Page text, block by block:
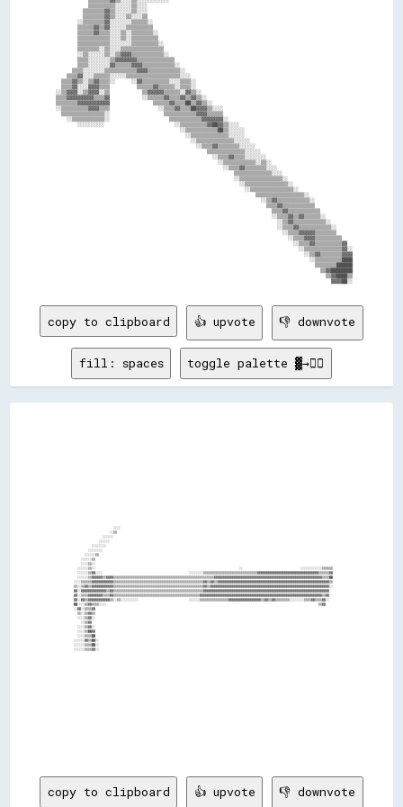
              ▒▒▒▒▒▒▒▒▒▒░░░░░░▒▒░░░░
            ▒▒▒▒▒▒▒▒▓▓▒▒░░░░░░▒▒░░░░
            ▒▒▒▒▒▒▒▒▓▓▒▒░░░░▒▒░░░░▒▒
          ░░▒▒▒▒▒▒▒▒▓▓░░░░░░░░▒▒▒▒▒▒░░
          ▒▒▒▒▒▒▓▓▒▒▓▓░░░░░░▒▒▒▒▒▒▒▒▒▒
          ▒▒▒▒▒▒▓▓▒▒▒▒░░░░▒▒░░▒▒▒▒▒▒▒▒░░
          ▒▒▒▒▒▒▒▒▒▒▒▒░░░░▒▒░░▒▒▒▒▒▒▒▒▒▒
          ▒▒▒▒▒▒▒▒▒▒▒▒░░░░░░░░▒▒▒▒▒▒▒▒▒▒░░
          ▒▒▒▒▒▒▒▒░░▒▒░░░░▒▒▒▒▒▒▒▒▒▒▒▒▒▒▒▒
          ░░▒▒░░░░░░▒▒░░▒▒▓▓▓▓▒▒▒▒▒▒▒▒▒▒▒▒░░
          ▒▒▒▒░░░░░░░░▒▒▓▓▓▓▓▓▓▓▒▒▒▒▒▒▒▒▒▒▒▒▒▒
          ▒▒▒▒░░░░░░░░▓▓▒▒▒▒▒▒▓▓▓▓▒▒▒▒▒▒▒▒▒▒▒▒░░
        ▒▒▒▒░░░░░░░░▒▒▒▒▒▒▒▒▒▒▒▒▓▓▓▓▒▒▒▒▒▒▒▒▒▒▒▒░░
      ▒▒▒▒▓▓░░░░▒▒▒▒▒▒░░░░░░▒▒▒▒▒▒▒▒▒▒▒▒▒▒▒▒▒▒▒▒░░░░
    ▒▒▒▒▓▓▒▒░░▒▒▓▓▒▒▒▒░░      ░░▓▓▒▒▒▒▒▒▒▒▒▒░░░░▒▒▒▒░░
    ▒▒▒▒▓▓░░░░▓▓▓▓▒▒▒▒          ▒▒▒▒▒▒▓▓▒▒▒▒▒▒░░▒▒▒▒░░
  ░░▒▒▓▓▓▓░░▒▒▓▓▓▓░░▒▒            ▒▒▓▓▓▓▓▓▒▒▒▒▒▒░░▓▓▒▒░░
  ▒▒▒▒▓▓▓▓▓▓▓▓▓▓▒▒▒▒▓▓            ░░▒▒▒▒▒▒▓▓▒▒▒▒▓▓▒▒▓▓▒▒░░
  ▒▒▒▒▒▒▒▒▓▓▓▓▓▓▓▓▓▓▓▓                ▒▒▒▒▒▒▓▓▒▒▒▒██▒▒▓▓▒▒░░
  ░░▒▒▒▒▒▒▒▒▒▒▓▓▓▓▒▒▒▒                  ░░▒▒▒▒▓▓▒▒▒▒██▓▓▓▓▒▒░░░░
    ▒▒▒▒▒▒▒▒▒▒▒▒▒▒▒▒░░                    ▒▒▒▒▒▒▒▒▒▒▒▒▓▓▓▓▒▒▒▒▒▒
      ░░▒▒▒▒▒▒▒▒▒▒▒▒░░                      ▒▒▒▒▒▒▒▒▒▒▒▒▓▓▓▓▓▓▓▓░░
          ░░░░░░░░░░                          ░░▒▒▒▒▒▒▒▒▒▒▓▓██▓▓▒▒░░░░
                                                ░░▒▒▒▒▒▒▒▒▒▒▒▒██▒▒░░░░░░
                                                  ░░▒▒▒▒▒▒▒▒▒▒▒▒▒▒░░░░░░
                                                    ░░▒▒▒▒▒▒▒▒▒▒▒▒▒▒░░░░░░
                                                      ░░▒▒▒▒▓▓▒▒▒▒▒▒▒▒░░░░░░
                                                          ▒▒▒▒▒▒▒▒▒▒▒▒▒▒░░░░░░
                                                            ░░▒▒▒▒▓▓▒▒▒▒░░░░░░░░
                                                              ░░▒▒▒▒▒▒▒▒▒▒▒▒░░▒▒░░
                                                                ░░▒▒▒▒▓▓▒▒▒▒▒▒▒▒░░░░
                                                                    ▒▒▒▒▒▒▒▒▒▒▒▒▒▒░░░░
                                                                    ░░▒▒▒▒▒▒▒▒▒▒▒▒▒▒▒▒░░
                                                                      ░░▒▒▒▒▒▒▒▒▒▒▒▒▒▒▒▒░░
                                                                        ░░▒▒▒▒▒▒▒▒▒▒▒▒▒▒▒▒░░
                                                                            ▒▒▒▒▒▒▒▒▒▒▒▒▒▒▒▒▒▒░░
                                                                              ░░▒▒▓▓▒▒▒▒▒▒▒▒▒▒▒▒░░
                                                                                ▒▒▒▒▓▓▒▒▒▒▒▒▒▒▒▒▒▒
                                                                                  ▒▒▒▒▓▓▒▒▒▒▒▒▒▒▒▒▒▒
                                                                                  ░░▒▒▒▒▓▓▒▒▓▓▒▒▒▒▒▒░░
                                                                                    ░░▒▒▓▓▒▒▒▒▒▒▒▒▒▒▒▒░░
                                                                                    ░░▒▒▒▒▓▓▒▒▒▒▒▒▒▒▒▒▒▒░░
                                                                                      ░░▒▒▒▒▓▓▓▓▓▓▒▒▒▒▒▒▒▒
                                                                                        ░░▒▒▒▒▓▓▓▓▒▒▒▒▒▒▒▒▒▒
                                                                                          ░░▒▒▒▒▓▓▒▒▒▒▒▒▒▒▒▒▓▓
                                                                                            ░░▒▒▒▒▒▒▒▒▒▒▒▒▒▒▓▓░░
                                                                                              ░░▒▒▓▓▒▒▒▒▒▒▒▒▓▓▓▓
                                                                                                ░░▒▒▒▒▒▒▒▒▒▒████
                                                                                                    ▒▒▓▓████████
                                                                                                      ▒▒▓▓████▒▒
copy to clipboard 👍 upvote 👎 downvote
fill: spaces toggle palette ▓→✊🏽
copy to clipboard 👍 upvote 👎 downvote